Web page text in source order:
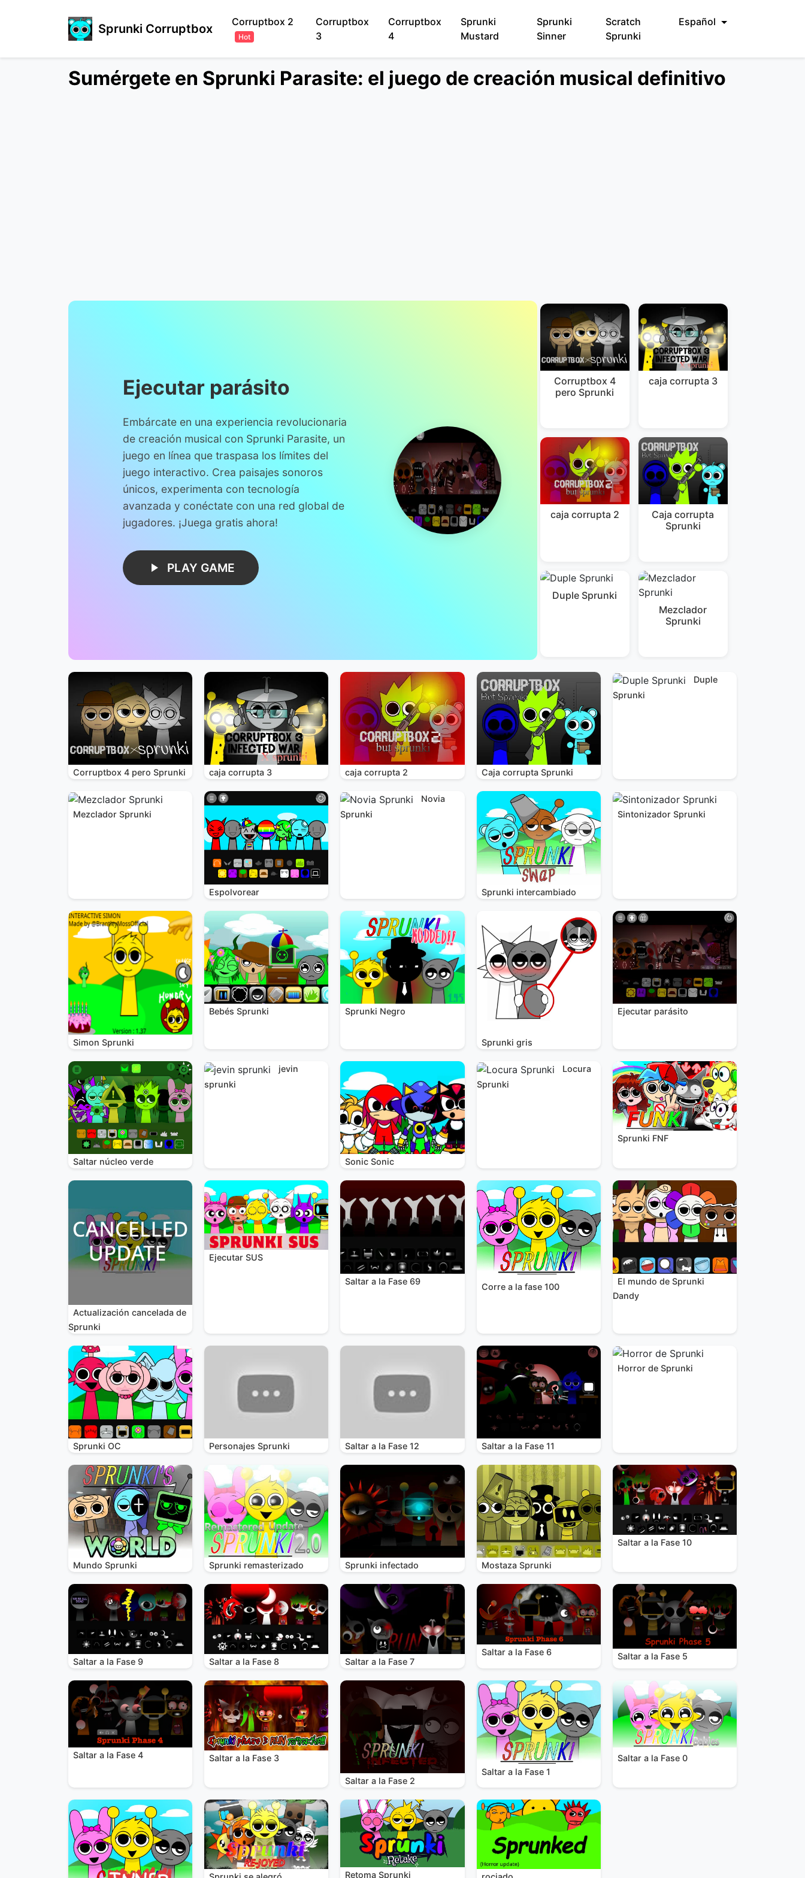
Sprunki Corruptbox Corruptbox 2
Hot
Corruptbox
3
Corruptbox
4
Sprunki
Mustard
Sprunki
Sinner
Scratch
Sprunki
Español
Sumérgete en Sprunki Parasite: el juego de creación musical definitivo
Ejecutar parásito
Embárcate en una experiencia revolucionaria
de creación musical con Sprunki Parasite, un
juego en línea que traspasa los límites del
juego interactivo. Crea paisajes sonoros
únicos, experimenta con tecnología
avanzada y conéctate con una red global de
jugadores. ¡Juega gratis ahora!
PLAY GAME
Corruptbox 4
pero Sprunki
caja corrupta 3
caja corrupta 2
Caja corrupta
Sprunki
Duple Sprunki
Mezclador
Sprunki
Corruptbox 4 pero Sprunki caja corrupta 3 caja corrupta 2 Caja corrupta Sprunki
Duple
Sprunki
Mezclador Sprunki
Espolvorear
Novia
Sprunki
Sprunki intercambiado
Sintonizador Sprunki
Simon Sprunki
Bebés Sprunki Sprunki Negro
Sprunki gris
Ejecutar parásito
Saltar núcleo verde
jevin
sprunki
Sonic Sonic
Locura
Sprunki
Sprunki FNF
Actualización cancelada de
Sprunki
Ejecutar SUS
Saltar a la Fase 69
Corre a la fase 100
El mundo de Sprunki
Dandy
Sprunki OC Personajes Sprunki Saltar a la Fase 12 Saltar a la Fase 11
Horror de Sprunki
Mundo Sprunki Sprunki remasterizado Sprunki infectado Mostaza Sprunki
Saltar a la Fase 10
Saltar a la Fase 9 Saltar a la Fase 8 Saltar a la Fase 7
Saltar a la Fase 6 Saltar a la Fase 5
Saltar a la Fase 4 Saltar a la Fase 3
Saltar a la Fase 2
Saltar a la Fase 1
Saltar a la Fase 0
Retoma Sprunki